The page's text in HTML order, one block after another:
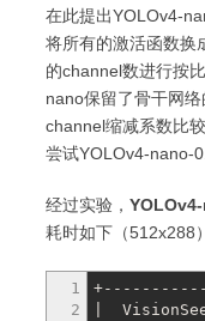
在此提出YOLOv4-
将所有的激活函数换
的channel数进行按
nano保留了骨干网
channel缩减系数比
尝试YOLOv4-nano-
经过实验，
耗时如下（512x288）
1
2
|